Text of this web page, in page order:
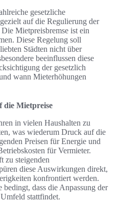
gesetzliche
auf die Regulierung der
Mietpreisbremse ist ein
Diese Regelung soll
Städten nicht über
beeinflussen diese
der gesetzlich
wann Mieterhöhungen
die Mietpreise
in vielen Haushalten zu
was wiederum Druck auf die
Preisen für Energie und
für Vermieter.
zu steigenden
diese Auswirkungen direkt,
konfrontiert werden.
dass die Anpassung der
stattfindet.